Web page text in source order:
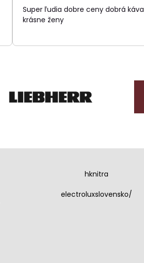
/
5
Super ľudia dobre ceny dobrá káva
krásne ženy
hknitra
electroluxslovensko/